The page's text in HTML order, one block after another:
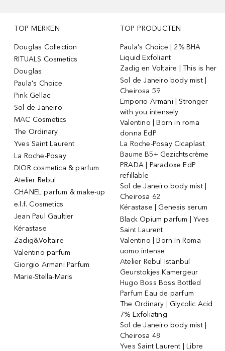
TOP MERKEN
Douglas Collection
RITUALS Cosmetics
Douglas
Paula's Choice
Pink Gellac
Sol de Janeiro
MAC Cosmetics
The Ordinary
Yves Saint Laurent
La Roche-Posay
DIOR cosmetica & parfum
Atelier Rebul
CHANEL parfum & make-up
e.l.f. Cosmetics
Jean Paul Gaultier
Kérastase
Zadig&Voltaire
Valentino parfum
Giorgio Armani Parfum
Marie-Stella-Maris
TOP PRODUCTEN
Paula's Choice | 2% BHA
Liquid Exfoliant
Zadig en Voltaire | This is her
Sol de Janeiro body mist |
Cheirosa 59
Emporio Armani | Stronger
with you intensely
Valentino | Born in roma
donna EdP
La Roche-Posay Cicaplast
Baume B5+ Gezichtscrème
PRADA | Paradoxe EdP
refillable
Sol de Janeiro body mist |
Cheirosa 62
Kérastase | Genesis serum
Black Opium parfum | Yves
Saint Laurent
Valentino | Born In Roma
uomo intense
Atelier Rebul Istanbul
Geurstokjes Kamergeur
Hugo Boss Boss Bottled
Parfum Eau de parfum
The Ordinary | Glycolic Acid
7% Exfoliating
Sol de Janeiro body mist |
Cheirosa 48
Yves Saint Laurent | Libre